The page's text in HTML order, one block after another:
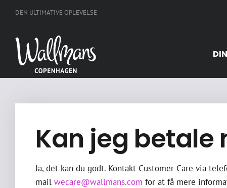
DEN ULTIMATIVE OPLEVELSE
Kan jeg betale
Ja, det kan du godt. Kontakt Customer Care via
mail wecare@wallmans.com for at få mere